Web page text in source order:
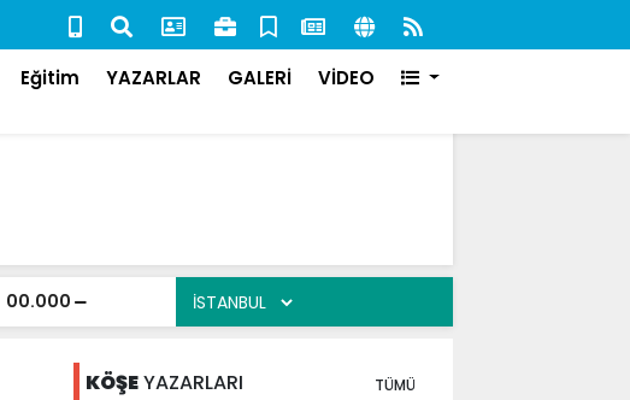
Rize'de Aranan 84 Şahıs Yakalandı: 51'i Cezaevine Gönderildi
Eğitim YAZARLAR GALERİ VİDEO
00.000
KÖŞEYAZARLARI TÜMÜ